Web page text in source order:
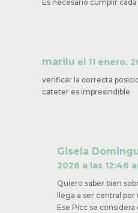
Es necesario cumplir cada
marilu el 11 enero,
verificar la correcta
cateter es impresindible
Gisela
2026 a las 12:46
Quiero saber bien
llega a ser central
Ese Picc se